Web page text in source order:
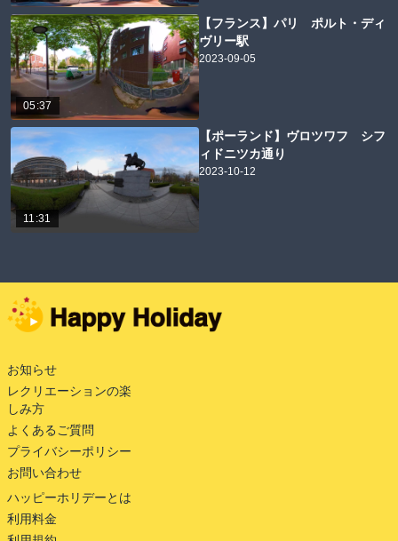
05:37
【フランス】パリ ポルト・ディ
ヴリー駅
2023-09-05
11:31
【ポーランド】ヴロツワフ シフ
ィドニツカ通り
2023-10-12
お知らせ
レクリエーションの楽
しみ方
よくあるご質問
プライバシーポリシー
お問い合わせ
ハッピーホリデーとは
利用料金